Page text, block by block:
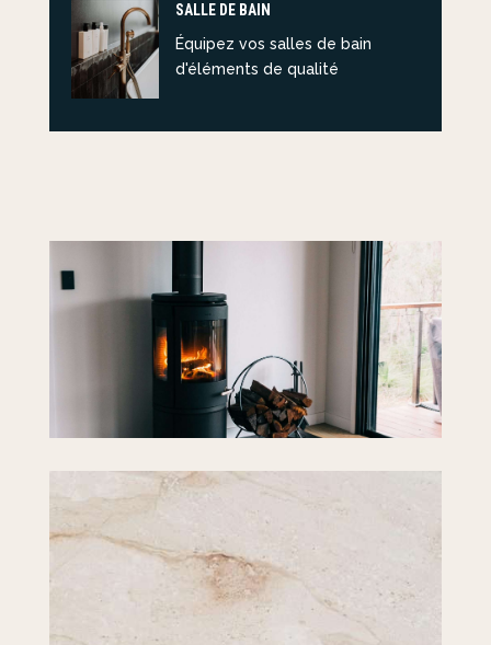
SALLE DE BAIN
Équipez vos salles de bain
d'éléments de qualité